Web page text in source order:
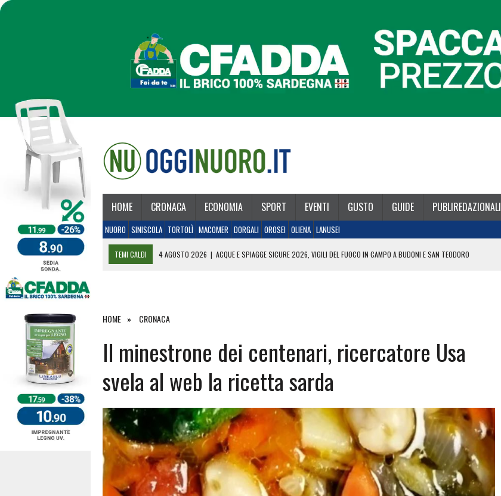
HOME CRONACA ECONOMIA SPORT EVENTI GUSTO GUIDE PUBLIREDAZIONALI
NUORO SINISCOLA TORTOLÌ MACOMER DORGALI OROSEI OLIENA LANUSEI
TEMI CALDI 4 AGOSTO 2026 | ACQUE E SPIAGGE SICURE 2026, VIGILI DEL FUOCO IN CAMPO A BUDONI E SAN TEODORO
26 LUGLIO 2026
|
HOME CRONACA
Il minestrone dei centenari, ricercatore Usa
svela al web la ricetta sarda